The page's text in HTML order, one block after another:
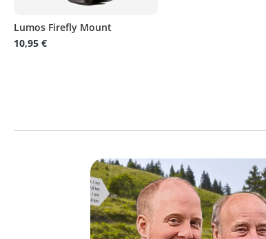
Lumos Firefly Mount
10,95 €